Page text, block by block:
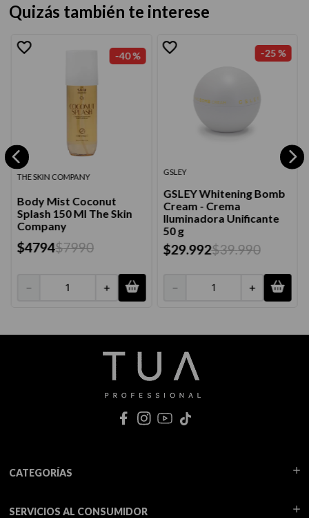
Quizás también te interese
-40 %
THE SKIN COMPANY
Body Mist Coconut
Splash 150 Ml The Skin
Company
$4794$7990
＋
－
-25 %
GSLEY
GSLEY Whitening Bomb
Cream - Crema
Iluminadora Unificante
50 g
$29.992$39.990
＋
－
CATEGORÍAS
SERVICIOS AL CONSUMIDOR